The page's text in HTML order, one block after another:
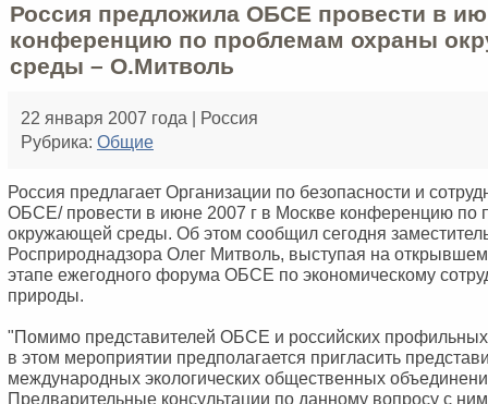
Россия предложила ОБСЕ провести в
конференцию по проблемам охраны
среды – О.Митволь
22 января 2007 года | Россия
Рубрика: Общие
Россия предлагает Организации по безопасности и
ОБСЕ/ провести в июне 2007 г в Москве конференцию по
окружающей среды. Об этом сообщил сегодня
Росприроднадзора Олег Митволь, выступая на
этапе ежегодного форума ОБСЕ по экономическому
природы.
"Помимо представителей ОБСЕ и российских профильных
в этом мероприятии предполагается пригласить
международных экологических общественных
Предварительные консультации по данному вопросу с